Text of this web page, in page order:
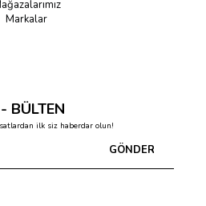
Markalar
BÜLTEN
ilk siz haberdar olun!
GÖNDER